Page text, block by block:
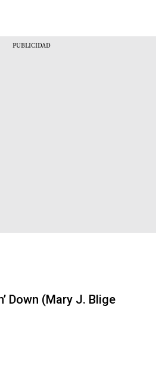
Down (Mary J. Blige